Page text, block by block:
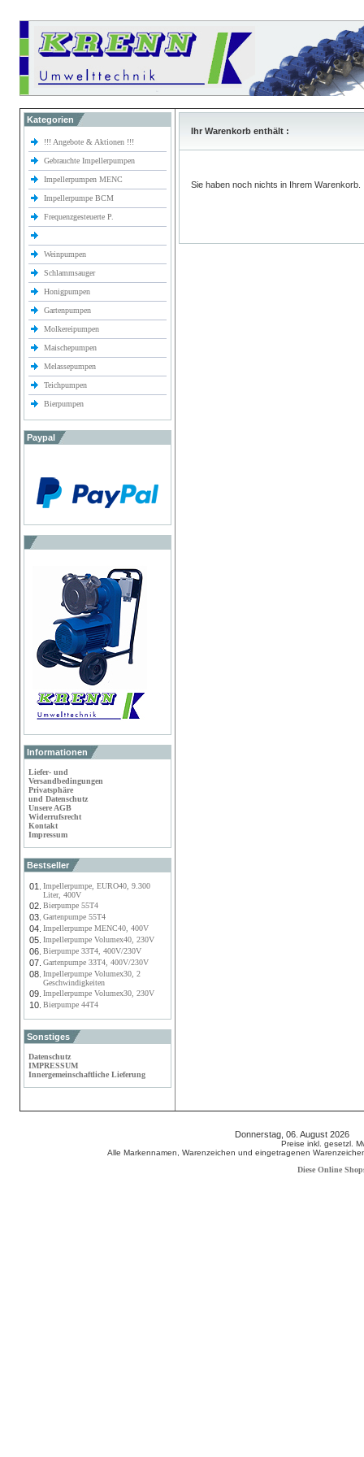
Kategorien
!!! Angebote & Aktionen !!!
Gebrauchte Impellerpumpen
Impellerpumpen MENC
Impellerpumpe BCM
Frequenzgesteuerte P.
Weinpumpen
Schlammsauger
Honigpumpen
Gartenpumpen
Molkereipumpen
Maischepumpen
Melassepumpen
Teichpumpen
Bierpumpen
Paypal
Informationen
Liefer- und
Versandbedingungen
Privatsphäre
und Datenschutz
Unsere AGB
Widerrufsrecht
Kontakt
Impressum
Bestseller
01.
Impellerpumpe, EURO40, 9.300
Liter, 400V
02. Bierpumpe 55T4
03. Gartenpumpe 55T4
04. Impellerpumpe MENC40, 400V
05. Impellerpumpe Volumex40, 230V
06. Bierpumpe 33T4, 400V/230V
07. Gartenpumpe 33T4, 400V/230V
08. Impellerpumpe Volumex30, 2
Geschwindigkeiten
09. Impellerpumpe Volumex30, 230V
10. Bierpumpe 44T4
Sonstiges
Datenschutz
IMPRESSUM
Innergemeinschaftliche Lieferung
Ihr Warenkorb enthält :
Sie haben noch nichts in Ihrem Warenkorb.
Donnerstag, 06. August
Preise inkl. gesetzl.
Alle Markennamen, Warenzeichen und eingetragenen
Diese Online